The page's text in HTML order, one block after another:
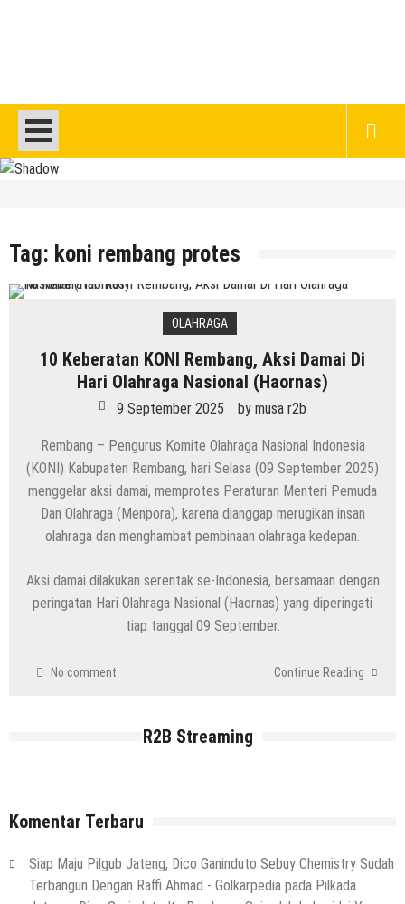
Lapangan Standar Nasional Di Sekolah
Rakyat Rembang
7 Agustus 2026
HEADLINE
Inilah 16 Lokasi Sasaran MBG Dari SPPG
Mondoteko 3, Termasuk Sekolah Anak
Anda ??
7 Agustus 2026 bymusa r2b
Gaung Tolak MBG Mencuat, Begini
Tanggapan Kepala SMP N 5 Rembang
Menik Mustikatun
6 Agustus 2026 bymusa r2b
HEADLINE
Kepelatihan Timnas, Berikut Profil
Lengkapnya
6 Agustus 2026 bymusa r2b
Masih Buka Atau Tutup ?? Nasib Dapur
6 Agustus 2026 bymusa r2b
Pantai Utara Rembang)
HEADLINE
Sejumlah Tips Membeli Tanah Kapling,
Tag: koni rembang protes
OLAHRAGA
10 Keberatan KONI Rembang, Aksi Damai Di
Hari Olahraga Nasional (Haornas)
9 September 2025 by musa r2b
Rembang – Pengurus Komite Olahraga Nasional Indonesia
(KONI) Kabupaten Rembang, hari Selasa (09 September 2025)
menggelar aksi damai, memprotes Peraturan Menteri Pemuda
Dan Olahraga (Menpora), karena dianggap merugikan insan
olahraga dan menghambat pembinaan olahraga kedepan.
Aksi damai dilakukan serentak se-Indonesia, bersamaan dengan
peringatan Hari Olahraga Nasional (Haornas) yang diperingati
tiap tanggal 09 September.
No comment Continue Reading
R2B Streaming
Komentar Terbaru
Siap Maju Pilgub Jateng, Dico Ganinduto Sebuy Chemistry Sudah
Terbangun Dengan Raffi Ahmad - Golkarpedia pada Pilkada